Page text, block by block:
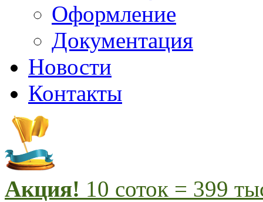
Оформление
Документация
Новости
Контакты
Акция! 10 соток = 399